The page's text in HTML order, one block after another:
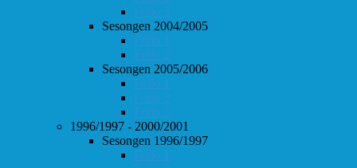
Follo 3
Sesongen 2004/2005
Follo 1
Follo 2
Sesongen 2005/2006
Follo 1
Follo 2
Follo 3
1996/1997 - 2000/2001
Sesongen 1996/1997
Follo 1